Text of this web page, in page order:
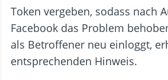
Token vergeben, sodass nach
Facebook das Problem
als Betroffener neu einloggt,
entsprechenden Hinweis.